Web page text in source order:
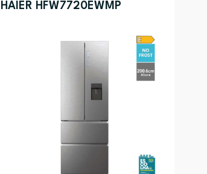
Preço (mais baixo)
Alfabética (Z-A)
HAIER HFW7720EWMP